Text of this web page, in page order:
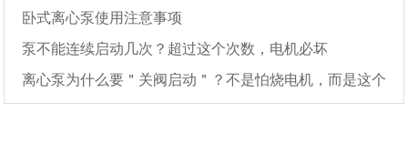
卧式离心泵使用注意事项
泵不能连续启动几次？超过这个次数，电机必坏
离心泵为什么要＂关阀启动＂？不是怕烧电机，而是这个